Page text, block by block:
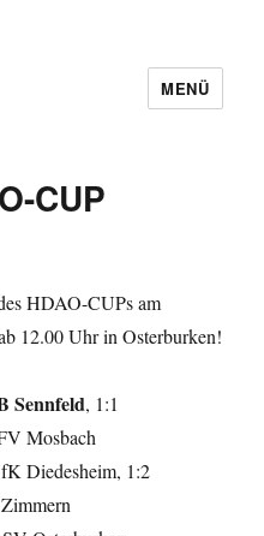
MENÜ
CUP
HDAO-CUPs am
12.00 Uhr in Osterburken!
Sennfeld, 1:1
Mosbach
Diedesheim, 1:2